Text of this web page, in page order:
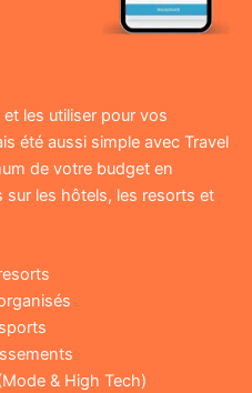
les utiliser pour vos
été aussi simple avec Travel
de votre budget en
sur les hôtels, les resorts et
& High Tech)